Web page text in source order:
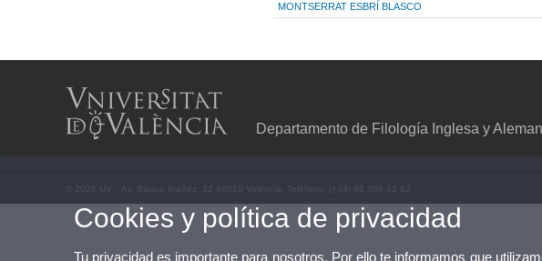
MONTSERRAT ESBRÍ BLASCO
Departamento de Filología Inglesa y
© 2026 UV. - Av. Blasco Ibáñez, 32 46010 Valencia. Teléfono: (+34) 96 386 42 62
Cookies y política de privacidad
Tu privacidad es importante para nosotros. Por ello te informamos que